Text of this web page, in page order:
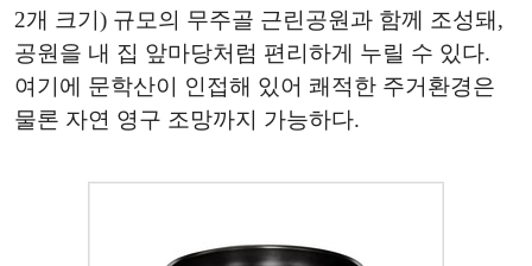
2개 크기) 규모의 무주골 근린공원과 함께 조성돼,
공원을 내 집 앞마당처럼 편리하게 누릴 수 있다.
여기에 문학산이 인접해 있어 쾌적한 주거환경은
물론 자연 영구 조망까지 가능하다.